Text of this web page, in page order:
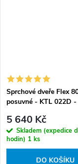
Sprchové dveře Flex
posuvné - KTL 022D -
5 640 Kč
Skladem (expedice
hodin) 1 ks
DO KOŠÍKU